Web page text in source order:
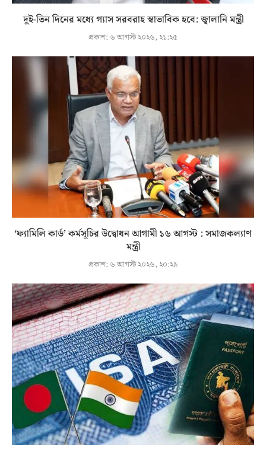
দুই-তিন দিনের মধ্যে গ্যাস সরবরাহ স্বাভাবিক হবে: জ্বালানি মন্ত্রী
প্রকাশ: ৬ আগস্ট ২০২৬, ২১:২৫
‘ফ্যামিলি কার্ড’ কর্মসূচির উদ্বোধন আগামী ১৬ আগস্ট : সমাজকল্যাণ
মন্ত্রী
প্রকাশ: ৬ আগস্ট ২০২৬, ২০:২৯